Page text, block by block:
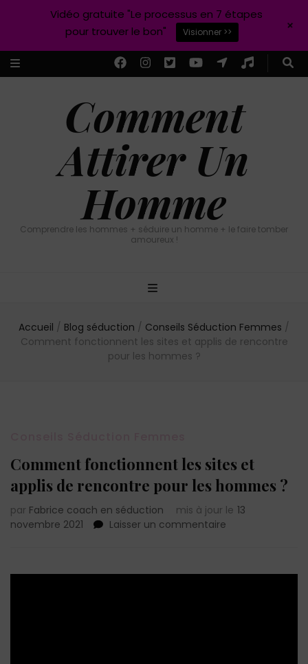
Comment
Attirer Un
Homme
Comprendre les hommes + séduire un homme + le faire tomber
amoureux !
Accueil / Blog séduction / Conseils Séduction Femmes /
Comment fonctionnent les sites et applis de rencontre
pour les hommes ?
Comment fonctionnent les sites et
applis de rencontre pour les hommes ?
par Fabrice coach en séduction mis à jour le 13
novembre 2021
Laisser un commentaire
Vidéo gratuite "Le processus en 7 étapes
pour trouver le bon"
Visionner >> +